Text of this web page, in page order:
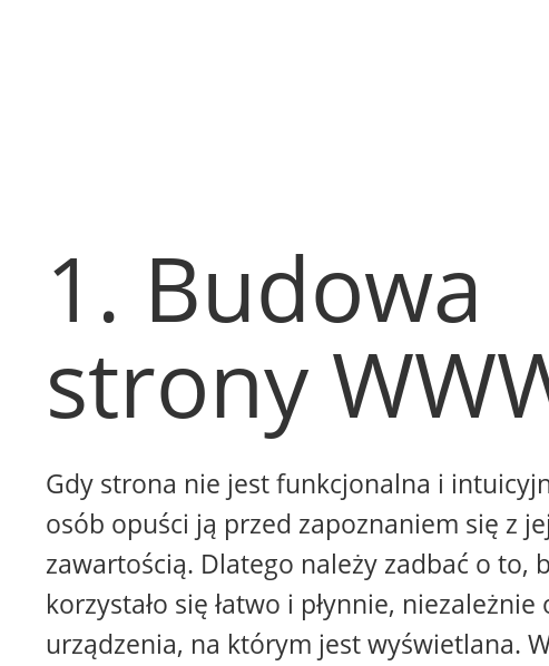
1. Budowa
strony
Gdy strona nie jest funkcjonalna i
osób opuści ją przed zapoznaniem się z jej
zawartością. Dlatego należy zadbać o to,
korzystało się łatwo i płynnie, niezależnie
urządzenia, na którym jest wyświetlana.